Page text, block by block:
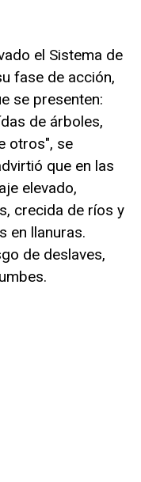
el Sistema de
fase de acción,
se presenten:
de árboles,
otros", se
que en las
elevado,
crecida de ríos y
en llanuras.
de deslaves,